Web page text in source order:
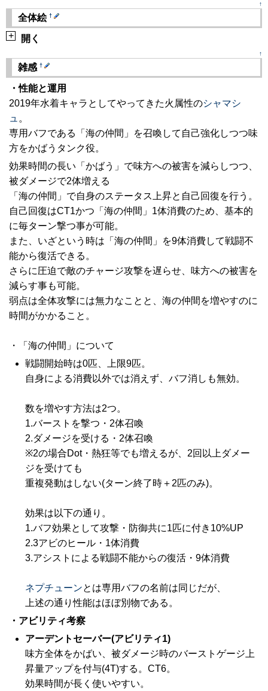
↑
全体絵 †
+ 開く
↑
雑感 †
・性能と運用
2019年水着キャラとしてやってきた火属性のシャマシ
ュ 。
専用バフである「海の仲間」を召喚して自己強化しつつ味
方をかばうタンク役。
効果時間の長い「かばう」で味方への被害を減らしつつ、
被ダメージで2体増える
「海の仲間」で自身のステータス上昇と自己回復を行う。
自己回復はCT1かつ「海の仲間」1体消費のため、基本的
に毎ターン撃つ事が可能。
また、いざという時は「海の仲間」を9体消費して戦闘不
能から復活できる。
さらに圧迫で敵のチャージ攻撃を遅らせ、味方への被害を
減らす事も可能。
弱点は全体攻撃には無力なことと、海の仲間を増やすのに
時間がかかること。
・「海の仲間」について
戦闘開始時は0匹、上限9匹。
自身による消費以外では消えず、バフ消しも無効。
数を増やす方法は2つ。
1.バーストを撃つ・2体召喚
2.ダメージを受ける・2体召喚
※2の場合Dot・熱狂等でも増えるが、2回以上ダメー
ジを受けても
重複発動はしない(ターン終了時＋2匹のみ)。
効果は以下の通り。
1.バフ効果として攻撃・防御共に1匹に付き10%UP
2.3アビのヒール・1体消費
3.アシストによる戦闘不能からの復活・9体消費
ネプチューンとは専用バフの名前は同じだが、
上述の通り性能はほぼ別物である。
・アビリティ考察
アーデントセーバー(アビリティ1)
味方全体をかばい、被ダメージ時のバーストゲージ上
昇量アップを付与(4T)する。CT6。
効果時間が長く使いやすい。